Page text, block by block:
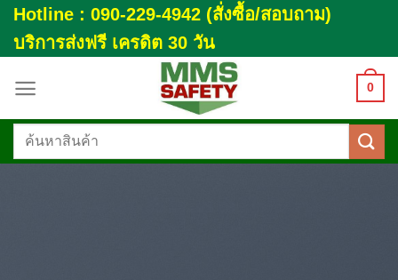
Skip
to
content
Hotline : 090-229-4942 (สั่งซื้อ/สอบถาม)
บริการส่งฟรี เครดิต 30 วัน
0
ค้นหา: